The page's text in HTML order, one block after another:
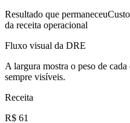
Resultado que permaneceu
da receita operacional
Fluxo visual da DRE
A largura mostra o peso de
sempre visíveis.
Receita
R$ 61